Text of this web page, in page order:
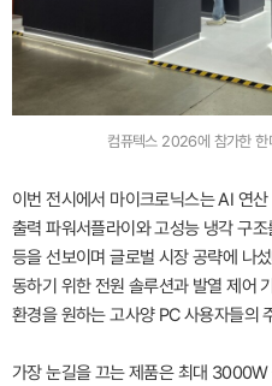
컴퓨텍스 2026에 참가한
이번 전시에서 마이크로닉스는 AI 연
출력 파워서플라이와 고성능 냉각 구
등을 선보이며 글로벌 시장 공략에 나
동하기 위한 전원 솔루션과 발열 제어
환경을 원하는 고사양 PC 사용자들의
가장 눈길을 끄는 제품은 최대